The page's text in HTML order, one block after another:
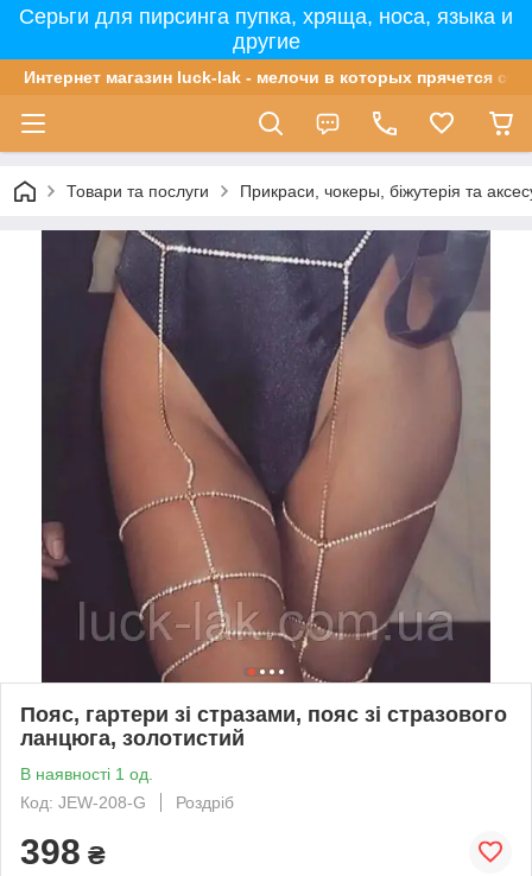
Серьги для пирсинга пупка, хряща, носа, языка и
другие
Интернет магазин luck-lak - мелочи в которых прячется
Товари та послуги Прикраси, чокеры, біжутерія та
Пояс, гартери зі стразами, пояс зі стразового
ланцюга, золотистий
В наявності 1 од.
Код: JEW-208-G
Роздріб
398 ₴